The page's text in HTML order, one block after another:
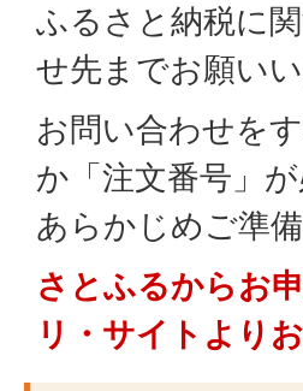
ふるさと納税に
せ先までお願いい
お問い合わせを
か「注文番号」
あらかじめご準
さとふるからお
リ・サイトより